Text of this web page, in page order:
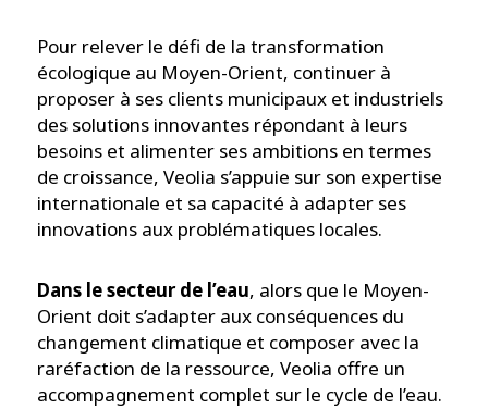
Pour relever le défi de la transformation
écologique au Moyen-Orient, continuer à
proposer à ses clients municipaux et industriels
des solutions innovantes répondant à leurs
besoins et alimenter ses ambitions en termes
de croissance, Veolia s’appuie sur son expertise
internationale et sa capacité à adapter ses
innovations aux problématiques locales.
Dans le secteur de l’eau, alors que le Moyen-
Orient doit s’adapter aux conséquences du
changement climatique et composer avec la
raréfaction de la ressource, Veolia offre un
accompagnement complet sur le cycle de l’eau.